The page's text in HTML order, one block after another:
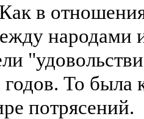
в
народами
То была
потрясений.